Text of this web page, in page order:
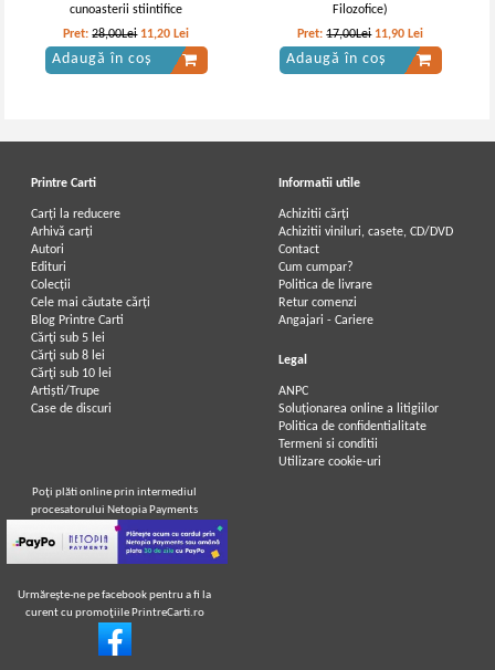
cunoasterii stiintifice
Pret:28,00Lei 11,20 Lei
Adaugă în coș
Filozofice)
Pret:17,00Lei 11,90 Lei
Adaugă în coș
Printre Carti
Carți la reducere
Arhivă carți
Autori
Edituri
Colecții
Cele mai căutate cărți
Blog Printre Carti
Cărţi sub 5 lei
Cărţi sub 8 lei
Cărţi sub 10 lei
Artiști/Trupe
Case de discuri
Informatii utile
Achizitii cărți
Achizitii viniluri, casete, CD/DVD
Contact
Cum cumpar?
Politica de livrare
Retur comenzi
Angajari - Cariere
Legal
ANPC
Soluționarea online a litigiilor
Politica de confidentialitate
Termeni si conditii
Utilizare cookie-uri
Poţi plăti online prin intermediul
procesatorului Netopia Payments
Urmăreşte-ne pe facebook pentru a fi la
curent cu promoţiile PrintreCarti.ro